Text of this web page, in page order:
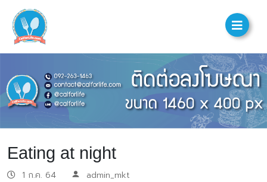
Eating at night
1 ก.ค. 64 admin_mkt